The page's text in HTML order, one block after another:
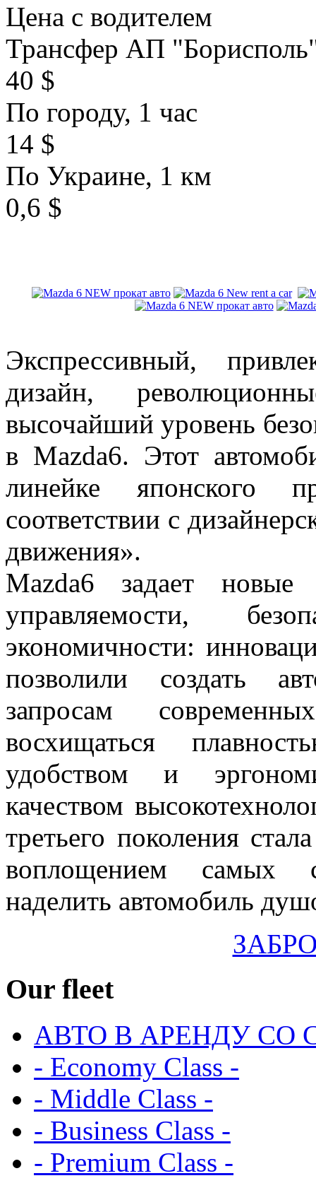
Цена с водителем
Трансфер АП
40 $
По городу, 1 час
14 $
По Украине, 1 км
0,6 $
Экспрессивный,
дизайн,
высочайший уровень
в Mazda6. Этот
линейке японского
соответствии с
движения».
Mazda6 задает новые
управляемости,
экономичности:
позволили создать
запросам
восхищаться
удобством и
качеством
третьего поколения
воплощением самых
наделить автомобиль
Our fleet
АВТО В АРЕНДУ СО
- Economy Class -
- Middle Class -
- Business Class -
- Premium Class -